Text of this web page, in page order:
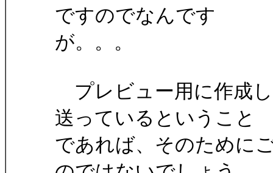
ですのでなんです
が。。。
プレビュー用に作成
送っているということ
であれば、そのために